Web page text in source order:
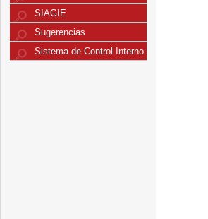
SIAGIE
Sugerencias
Sistema de Control Interno